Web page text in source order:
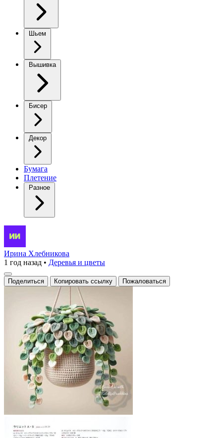
Шьем
Вышивка
Бисер
Декор
Бумага
Плетение
Разное
Очаровательный
кашпо
с
вязанными
листьями.
Ирина Хлебникова
1 год назад • Деревья и цветы
Поделиться Копировать ссылку Пожаловаться